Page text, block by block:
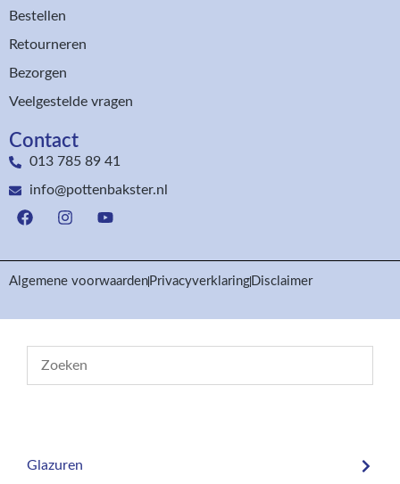
Bestellen
Retourneren
Bezorgen
Veelgestelde vragen
Contact
013 785 89 41
info@pottenbakster.nl
Algemene voorwaarden Privacyverklaring Disclaimer
Glazuren